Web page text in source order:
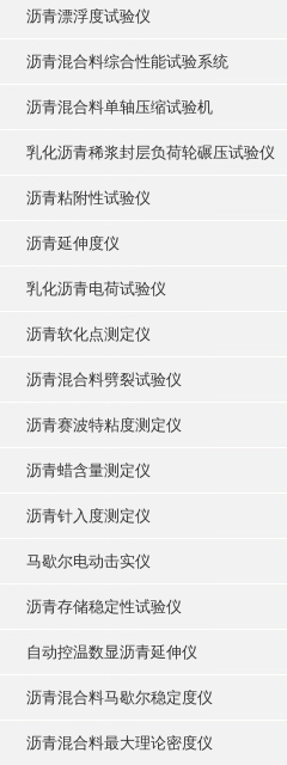
沥青漂浮度试验仪
沥青混合料综合性能试验系统
沥青混合料单轴压缩试验机
乳化沥青稀浆封层负荷轮碾压试验仪
沥青粘附性试验仪
沥青延伸度仪
乳化沥青电荷试验仪
沥青软化点测定仪
沥青混合料劈裂试验仪
沥青赛波特粘度测定仪
沥青蜡含量测定仪
沥青针入度测定仪
马歇尔电动击实仪
沥青存储稳定性试验仪
自动控温数显沥青延伸仪
沥青混合料马歇尔稳定度仪
沥青混合料最大理论密度仪